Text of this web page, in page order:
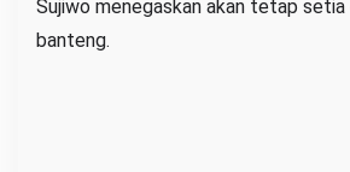
Sujiwo menegaskan akan tetap
banteng.